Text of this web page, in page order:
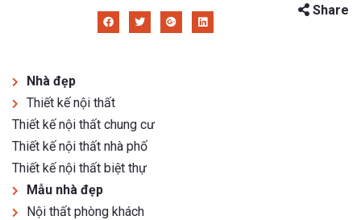
Share
Nhà đẹp
Thiết kế nội thất
Thiết kế nội thất chung cư
Thiết kế nội thất nhà phố
Thiết kế nội thất biệt thự
Mẫu nhà đẹp
Nội thất phòng khách